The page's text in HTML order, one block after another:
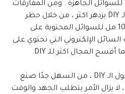
للسوائل الجاهزة . ومن المفارقات
أن هذه القوانين جعلت سوق الـ DIY يزدهر اكثر ، من خلال حظر
الزجاجات التي يزيد حجمها عن 10 مل للسوائل المحتوية على
الإلكتروني التي تحتوي على
كما رأينا في المقالات الأخرى حول الـ DIY ، من السهل جدًا صنع
يزال الأمر يتطلب الجهد والوقت